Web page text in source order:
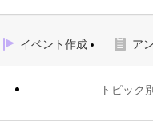
イベント作成 ア
トピック別